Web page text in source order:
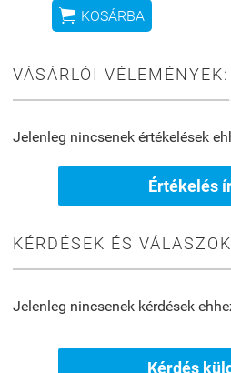
 KOSÁRBA
VÁSÁRLÓI VÉLEMÉNYEK:
Jelenleg nincsenek értékelések
Értékelés
KÉRDÉSEK ÉS
Jelenleg nincsenek kérdések
Kérdés